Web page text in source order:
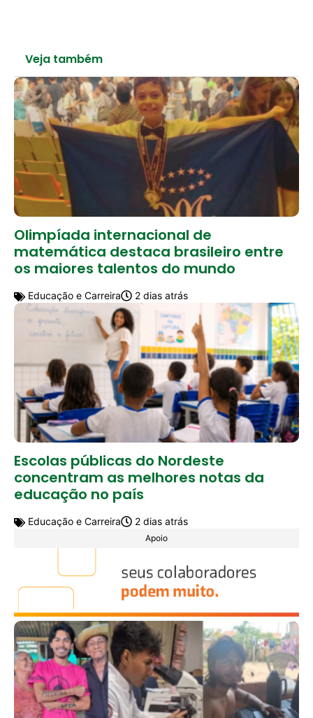
Veja também
Olimpíada internacional de
matemática destaca brasileiro entre
os maiores talentos do mundo
Educação e Carreira 2 dias atrás
Escolas públicas do Nordeste
concentram as melhores notas da
educação no país
Educação e Carreira 2 dias atrás
Apoio